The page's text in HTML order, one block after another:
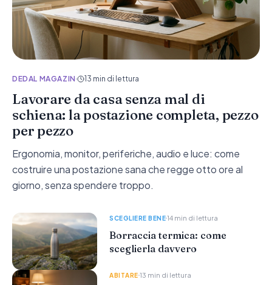
DEDAL MAGAZIN 13 min di lettura
Lavorare da casa senza mal di
schiena: la postazione completa, pezzo
per pezzo
Ergonomia, monitor, periferiche, audio e luce: come
costruire una postazione sana che regge otto ore al
giorno, senza spendere troppo.
SCEGLIERE BENE14 min di lettura
Borraccia termica: come
sceglierla davvero
ABITARE 13 min di lettura